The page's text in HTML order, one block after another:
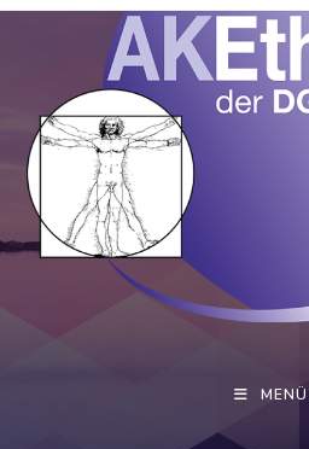
MENÜ
Stellungnahmen
Stellungnahmen